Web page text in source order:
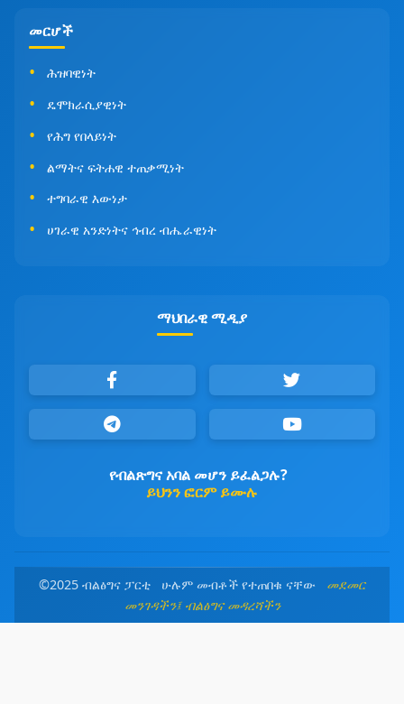
መርሆች
ሕዝባዊነት
ዴሞክራሲያዊነት
የሕግ የበላይነት
ልማትና ፍትሐዊ ተጠቃሚነት
ተግባራዊ እውነታ
ሀገራዊ አንድነትና ኅብረ ብሔራዊነት
ማህበራዊ ሚዲያ
የብልጽግና አባል መሆን ይፈልጋሉ?
ይህንን ፎርም ይሙሉ
©2025 ብልፅግና ፓርቲ ሁሉም መብቶች የተጠበቁ ናቸው መደመር
መንገዳችን፤ ብልፅግና መዳረሻችን